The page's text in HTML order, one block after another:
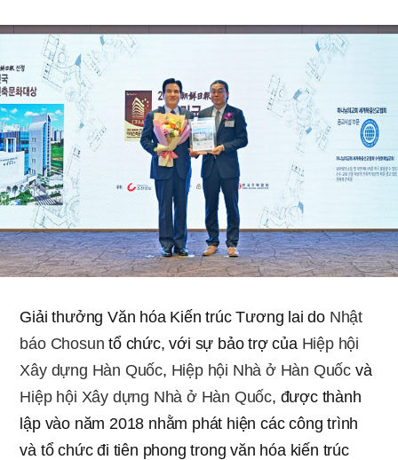
Giải thưởng Văn hóa Kiến trúc Tương lai do Nhật
báo Chosun tổ chức, với sự bảo trợ của Hiệp hội
Xây dựng Hàn Quốc, Hiệp hội Nhà ở Hàn Quốc và
Hiệp hội Xây dựng Nhà ở Hàn Quốc, được thành
lập vào năm 2018 nhằm phát hiện các công trình
và tổ chức đi tiên phong trong văn hóa kiến trúc